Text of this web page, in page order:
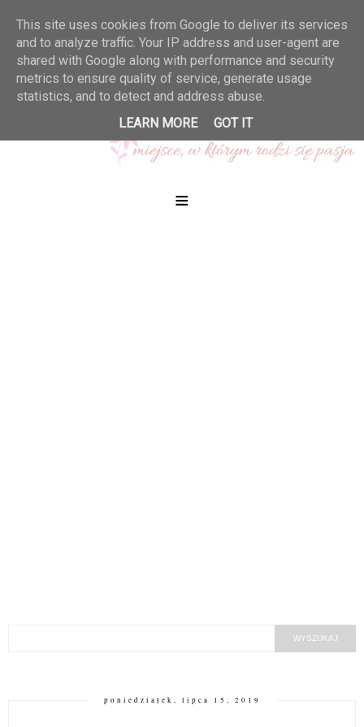
≡
poniedziałek, lipca 15, 2019
This site uses cookies from Google to deliver its services
and to analyze traffic. Your IP address and user-agent are
shared with Google along with performance and security
metrics to ensure quality of service, generate usage
statistics, and to detect and address abuse.
LEARN MORE
GOT IT